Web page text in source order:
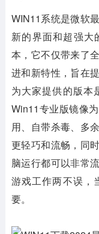
WIN11系统是微软
新的界面和超强大
本，它不仅带来了
进和新特性，旨在
为大家提供的版本
Win11专业版镜像
用、自带杀毒、多
更轻巧和流畅，同
脑运行都可以非常
游戏工作两不误，
要。